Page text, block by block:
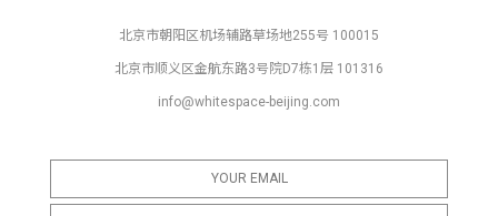
北京市朝阳区机场辅路草场地255号 100015
北京市顺义区金航东路3号院D7栋1层 101316
info@whitespace-beijing.com